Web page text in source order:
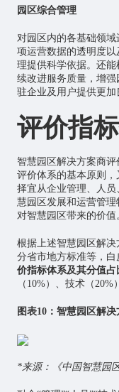
园区综合管理
对园区内的各基础领
项运营数据的透明度
理提供科学依据。还
续改进服务质量，增
驻企业及用户提供更加
评价指
智慧园区解决方案商
评价体系的基本原则
择宜从企业管理、人
慧园区发展和运营管
对智慧园区带来的价值
根据上述智慧园区解
分省市地方标准等，白
价指标体系及其分值占
（10%）、技术（20%
图表10：智慧园区解
*来源：《中国智慧园